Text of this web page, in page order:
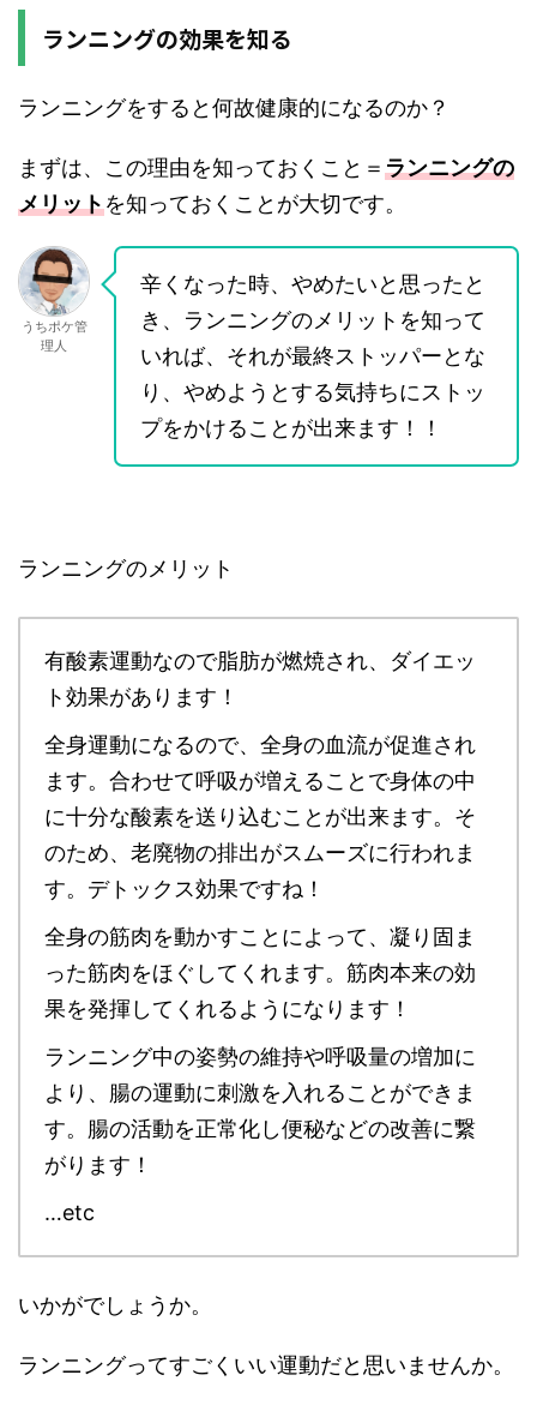
ランニングの効果を知る
ランニングをすると何故健康的になるのか？
まずは、この理由を知っておくこと＝ランニングの
メリットを知っておくことが大切です。
うちポケ管
理人
辛くなった時、やめたいと思ったと
き、ランニングのメリットを知って
いれば、それが最終ストッパーとな
り、やめようとする気持ちにストッ
プをかけることが出来ます！！
ランニングのメリット
有酸素運動なので脂肪が燃焼され、ダイエッ
ト効果があります！
全身運動になるので、全身の血流が促進され
ます。合わせて呼吸が増えることで身体の中
に十分な酸素を送り込むことが出来ます。そ
のため、老廃物の排出がスムーズに行われま
す。デトックス効果ですね！
全身の筋肉を動かすことによって、凝り固ま
った筋肉をほぐしてくれます。筋肉本来の効
果を発揮してくれるようになります！
ランニング中の姿勢の維持や呼吸量の増加に
より、腸の運動に刺激を入れることができま
す。腸の活動を正常化し便秘などの改善に繋
がります！
…etc
いかがでしょうか。
ランニングってすごくいい運動だと思いませんか。